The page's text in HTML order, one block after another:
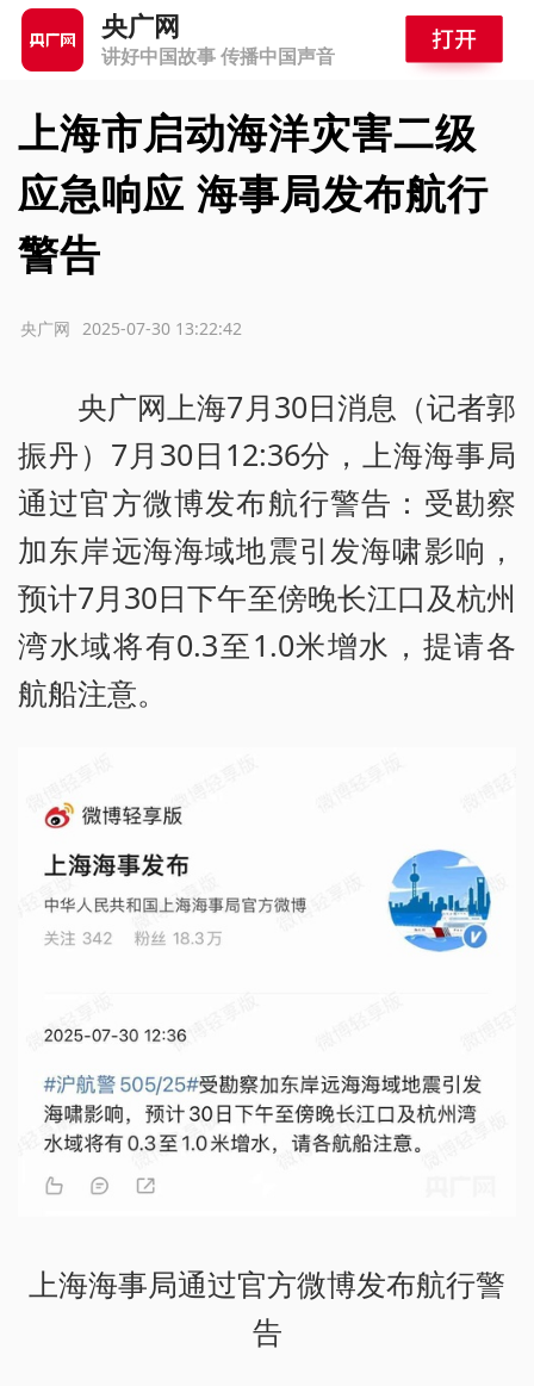
央广网
讲好中国故事 传播中国声音
上海市启动海洋灾害二级
应急响应 海事局发布航行
警告
2025-07-30 13:22:42
央广网
央广网上海7月30日消息（记者郭
振丹）7月30日12:36分，上海海事局
通过官方微博发布航行警告：受勘察
加东岸远海海域地震引发海啸影响，
预计7月30日下午至傍晚长江口及杭州
湾水域将有0.3至1.0米增水，提请各
航船注意。
上海海事局通过官方微博发布航行警
告